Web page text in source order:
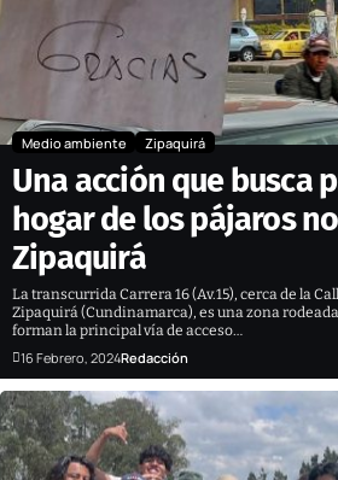
Medio ambiente Zipaquirá
Una acción que busca
hogar de los pájaros
Zipaquirá
La transcurrida Carrera 16 (Av.15), cerca de la
Zipaquirá (Cundinamarca), es una zona
forman la principal vía de acceso…
16 Febrero, 2024Redacción